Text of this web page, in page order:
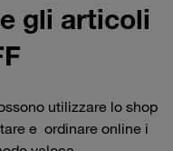
gli articoli
utilizzare lo shop
e ordinare online i